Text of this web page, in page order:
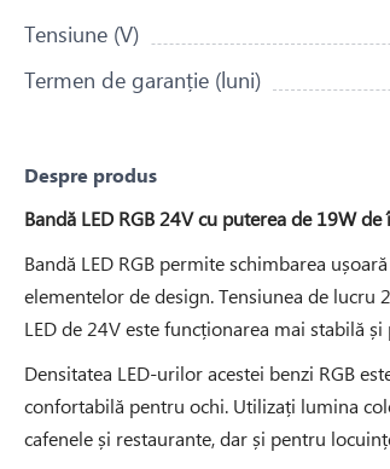
Tensiune (V)
Termen de garanție (luni)
Despre produs
Bandă LED RGB 24V cu puterea de 19W
Bandă LED RGB permite schimbarea
elementelor de design. Tensiunea de
LED de 24V este funcționarea mai stabilă
Densitatea LED-urilor acestei benzi RGB
confortabilă pentru ochi. Utilizați lumina
cafenele și restaurante, dar și pentru